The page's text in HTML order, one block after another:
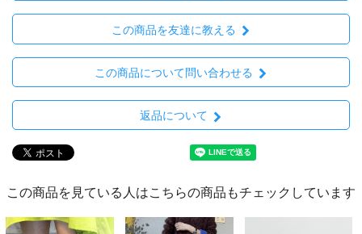
この商品を友達に教える
この商品について問い合わせる
返品について
この商品を見ている人はこちらの商品もチェックしています